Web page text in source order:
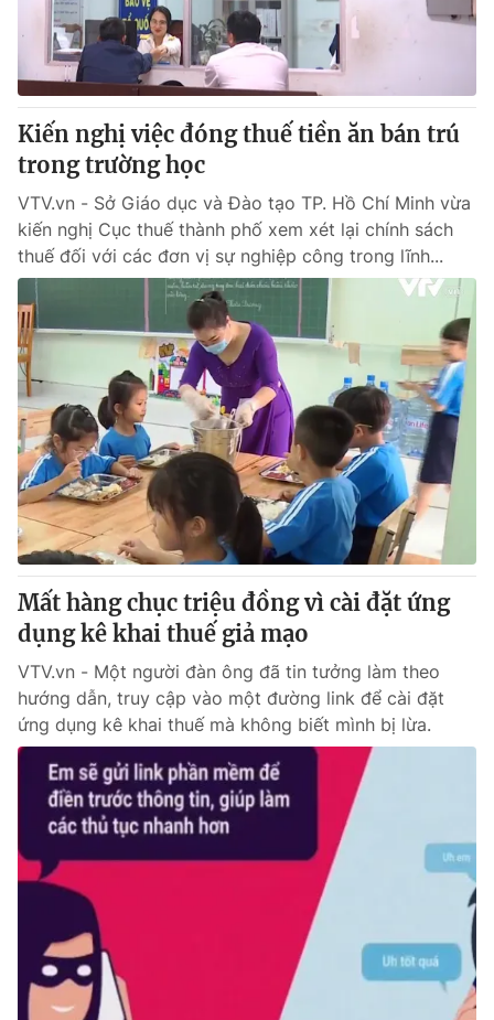
® Cấm sao chép dưới mọi hình thức nếu không có sự chấp
thuận bằng văn bản. Ghi rõ nguồn VTV.vn khi phát hành lại
thông tin từ website này.
Kiến nghị việc đóng thuế tiền ăn bán trú
trong trường học
VTV.vn - Sở Giáo dục và Đào tạo TP. Hồ Chí Minh vừa
kiến nghị Cục thuế thành phố xem xét lại chính sách
thuế đối với các đơn vị sự nghiệp công trong lĩnh...
Mất hàng chục triệu đồng vì cài đặt ứng
dụng kê khai thuế giả mạo
VTV.vn - Một người đàn ông đã tin tưởng làm theo
hướng dẫn, truy cập vào một đường link để cài đặt
ứng dụng kê khai thuế mà không biết mình bị lừa.